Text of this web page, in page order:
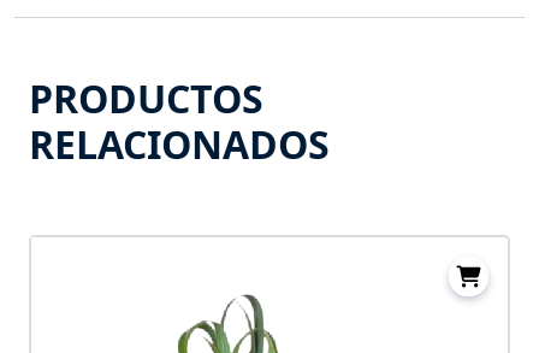
PRODUCTOS
RELACIONADOS